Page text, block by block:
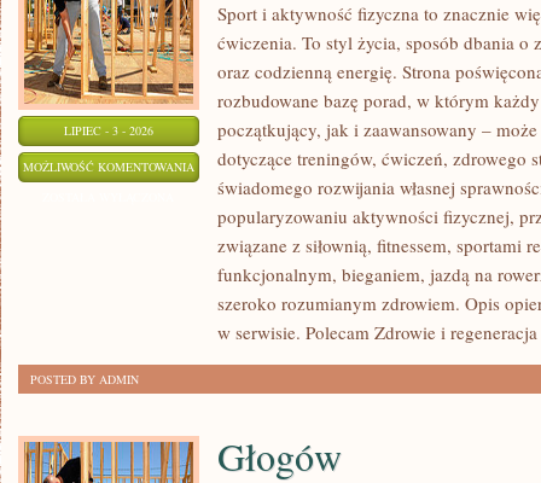
LIPIEC - 3 - 2026
MOŻLIWOŚĆ KOMENTOWANIA TRENING
SIŁOWY
Sport i aktywność fizyczna to znacznie
ćwiczenia. To styl życia, sposób dbania o
oraz codzienną energię. Strona
rozbudowane bazę porad, w którym
początkujący, jak i zaawansowany –
dotyczące treningów, ćwiczeń, zdrowego
świadomego rozwijania własnej
popularyzowaniu aktywności fizycznej,
związane z siłownią, fitnessem, sportami
funkcjonalnym, bieganiem, jazdą na
szeroko rozumianym zdrowiem. Opis
w serwisie. Polecam Zdrowie i
POSTED BY ADMIN
Głogów